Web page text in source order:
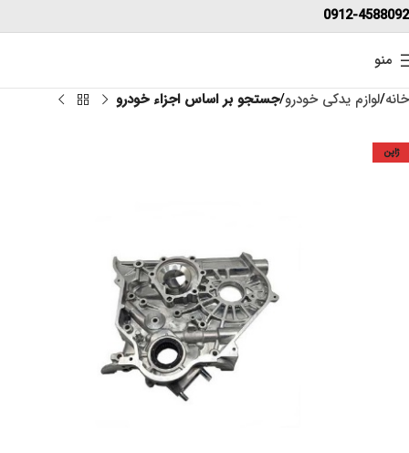
0912-4588092
منو
خانه لوازم یدکی خودرو جستجو بر اساس اجزاء خودرو
ژاپن